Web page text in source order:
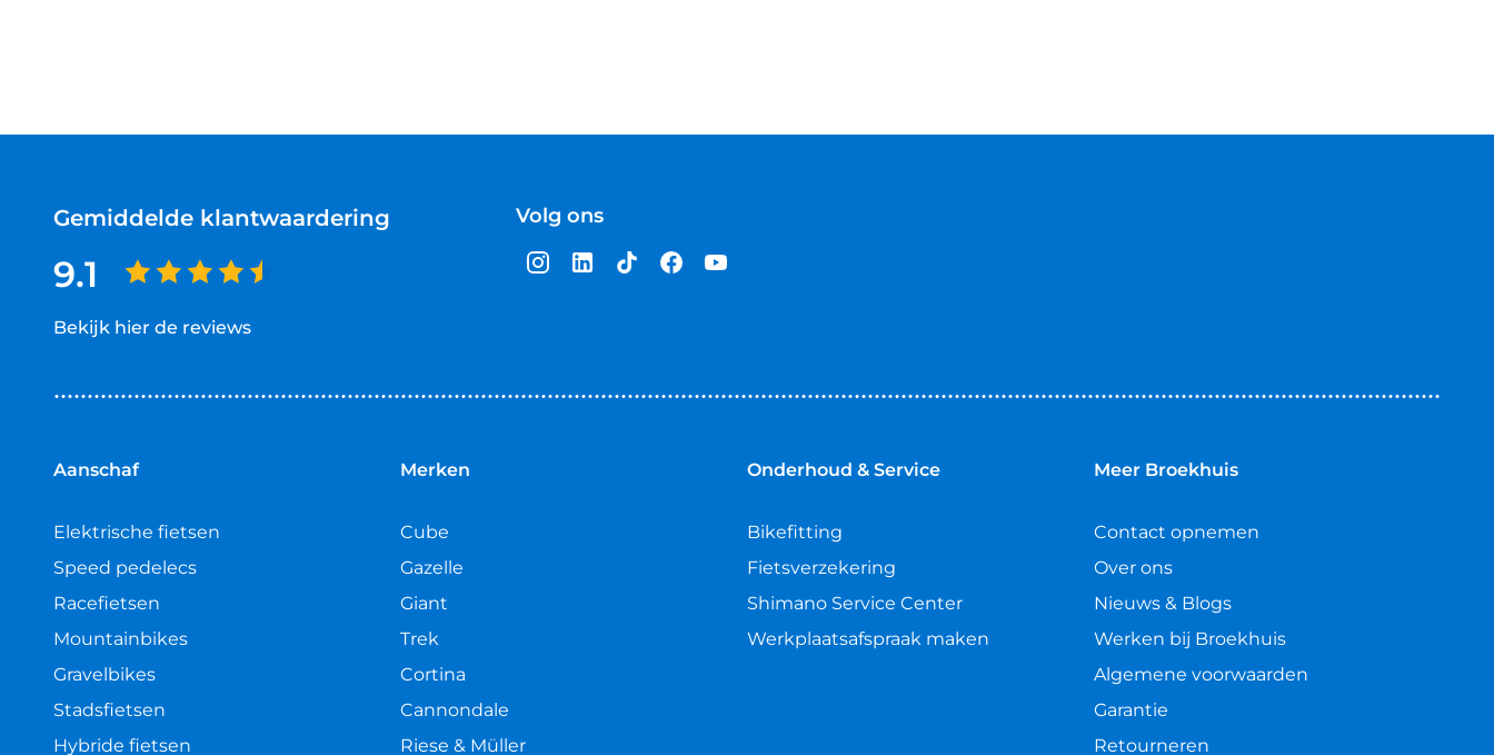
Gemiddelde klantwaardering
9.1
Bekijk hier de reviews
van
Volg ons
Aanschaf
Elektrische fietsen
Speed pedelecs
Racefietsen
Mountainbikes
Gravelbikes
Stadsfietsen
Hybride fietsen
Merken
Cube
Gazelle
Giant
Trek
Cortina
Cannondale
Riese & Müller
Onderhoud & Service
Bikefitting
Fietsverzekering
Shimano Service Center
Werkplaatsafspraak maken
Meer Broekhuis
Contact opnemen
Over ons
Nieuws & Blogs
Werken bij Broekhuis
Algemene voorwaarden
Garantie
Retourneren